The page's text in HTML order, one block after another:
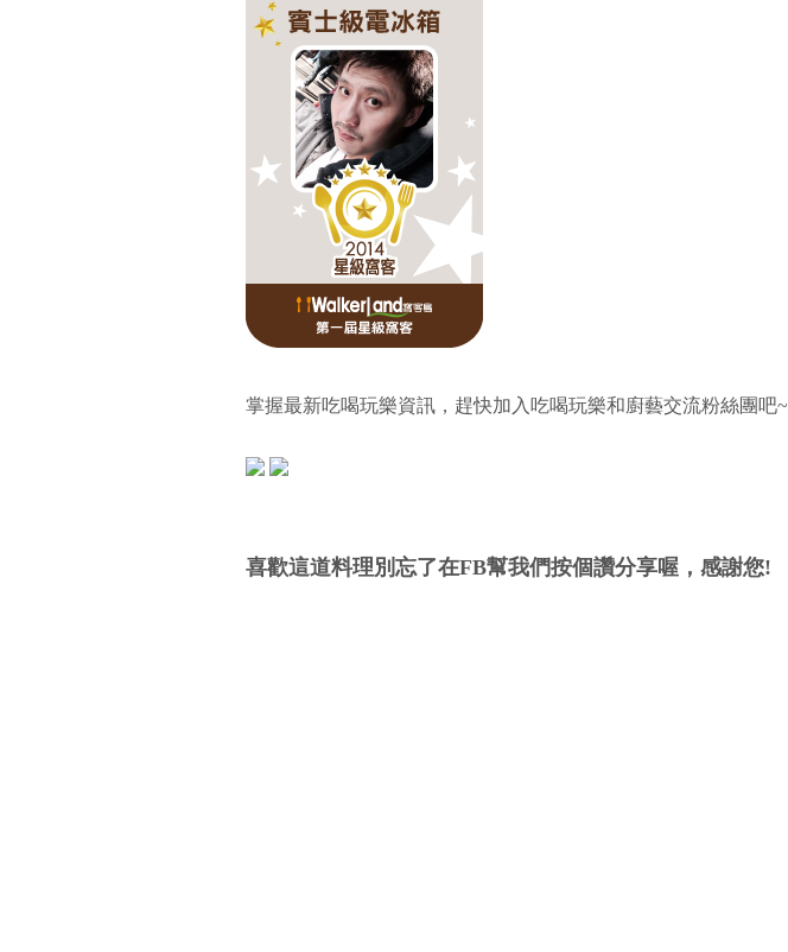
掌握最新吃喝玩樂資訊，趕快加入吃喝玩樂和廚藝交流粉絲團吧~
喜歡這道料理別忘了在FB幫我們按個讚分享喔，感謝您!